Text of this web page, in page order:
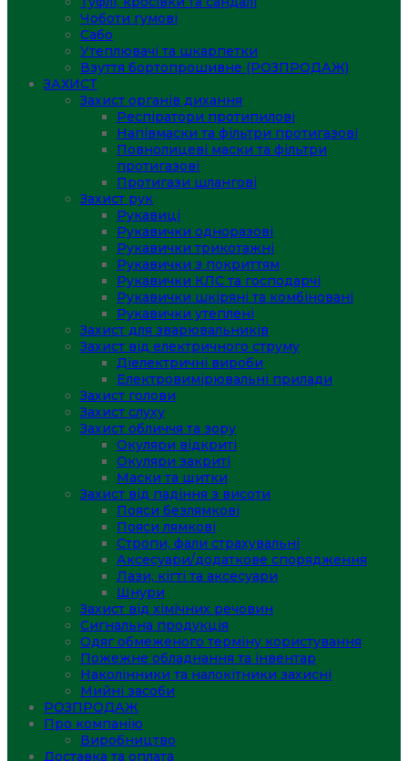
Чоботи гумові
Сабо
Утеплювачі та шкарпетки
Взуття бортопрошивне (РОЗПРОДАЖ)
ЗАХИСТ
Захист органів дихання
Респіратори протипилові
Напівмаски та фільтри протигазові
Повнолицеві маски та фільтри
протигазові
Протигази шлангові
Захист рук
Рукавиці
Рукавички одноразові
Рукавички трикотажні
Рукавички з покриттям
Рукавички КЛС та господарчі
Рукавички шкіряні та комбіновані
Рукавички утеплені
Захист для зварювальників
Захист від електричного струму
Діелектричні вироби
Електровимірювальні прилади
Захист голови
Захист слуху
Захист обличчя та зору
Окуляри відкриті
Окуляри закриті
Маски та щитки
Захист від падіння з висоти
Пояси безлямкові
Пояси лямкові
Стропи, фали страхувальні
Аксесуари/додаткове спорядження
Лази, кігті та аксесуари
Шнури
Захист від хімічних речовин
Сигнальна продукція
Одяг обмеженого терміну користування
Пожежне обладнання та інвентар
Наколінники та налокітники захисні
Мийні засоби
РОЗПРОДАЖ
Про компанію
Виробництво
Доставка та оплата